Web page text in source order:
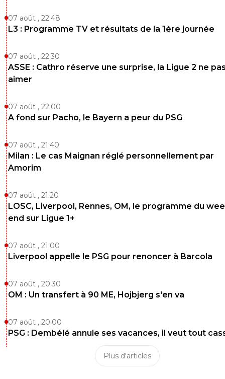
07 août , 22:48
L3 : Programme TV et résultats de la 1ère journée
07 août , 22:30
ASSE : Cathro réserve une surprise, la Ligue 2 ne
aimer
07 août , 22:00
A fond sur Pacho, le Bayern a peur du PSG
07 août , 21:40
Milan : Le cas Maignan réglé personnellement par
Amorim
07 août , 21:20
LOSC, Liverpool, Rennes, OM, le programme du
end sur Ligue 1+
07 août , 21:00
Liverpool appelle le PSG pour renoncer à Barcola
07 août , 20:30
OM : Un transfert à 90 ME, Hojbjerg s'en va
07 août , 20:00
PSG : Dembélé annule ses vacances, il veut tout
Plus d'articles